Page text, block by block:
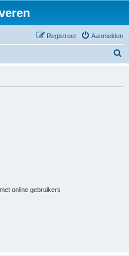
Aanmelden
Registreer
online gebruikers